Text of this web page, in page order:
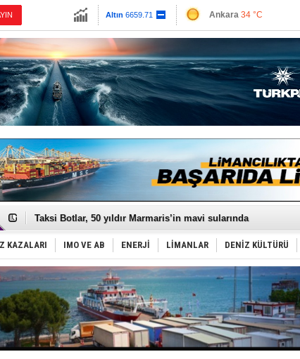
Altın 6659.71
Euro55.1258
Ankara 34 °C
Antalya32 °C
Muğla 31 °C
Çanakkale 35 °C
Türkiye’den Karadeniz'deki gemicilik faaliyetlerine kısıtlama!
Taksi Botlar, 50 yıldır Marmaris’in mavi sularında
TÜRKLİM Başkanı Hamdi Erçelik’ten ‘Çözüm Anahtarı’
SOCAR da MSC Tiger’a katıldı!
Türkiye'nin ‘Denizcilik Gücü’!
Dünyanın en tehlikeli yosunu: Yüz binlerce canlıyı öldürmüş
Hürmüz’de bekleyen gemiler biyolojik bombaya dönüşüyor
Rusya'nın gizli filosu büyüyor!
Keşfedildi: En büyük Mercan Ormanı!
D-Marin, Avrupa'nın tekne fuarlarına çıkarma yapacak
Van’da inşa edilen teknelere yoğun talep var
ASEAN ilk P&I Sigorta Kulübünü kurmaya hazırlanıyor
KAZALARI IMO VE AB ENERJİ LİMANLAR DENİZ KÜLTÜRÜ